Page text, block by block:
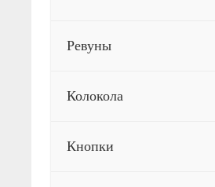
Ревуны
Колокола
Кнопки